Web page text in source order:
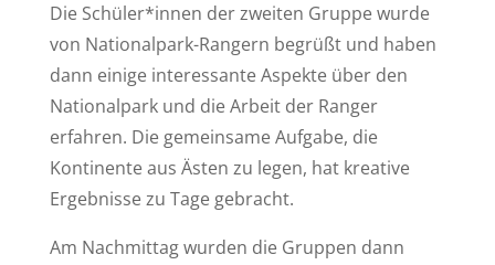
Die Schüler*innen der zweiten Gruppe wurde
von Nationalpark-Rangern begrüßt und haben
dann einige interessante Aspekte über den
Nationalpark und die Arbeit der Ranger
erfahren. Die gemeinsame Aufgabe, die
Kontinente aus Ästen zu legen, hat kreative
Ergebnisse zu Tage gebracht.
Am Nachmittag wurden die Gruppen dann